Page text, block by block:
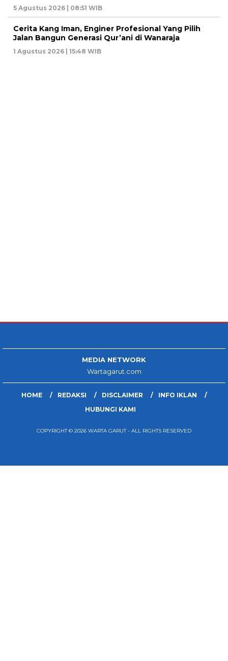
5 Agustus 2026 | 08:51 WIB
Cerita Kang Iman, Enginer Profesional Yang Pilih
Jalan Bangun Generasi Qur’ani di Wanaraja
1 Agustus 2026 | 15:48 WIB
MEDIA NETWORK
Wartagarut.com
HOME REDAKSI DISCLAIMER
INFO IKLAN
HUBUNGI KAMI
COPYRIGHT © 2026 WARTA GARUT - ALL RIGHTS RESERVED